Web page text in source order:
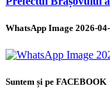
WhatsApp Image 2026-
Suntem și pe FACEBOOK